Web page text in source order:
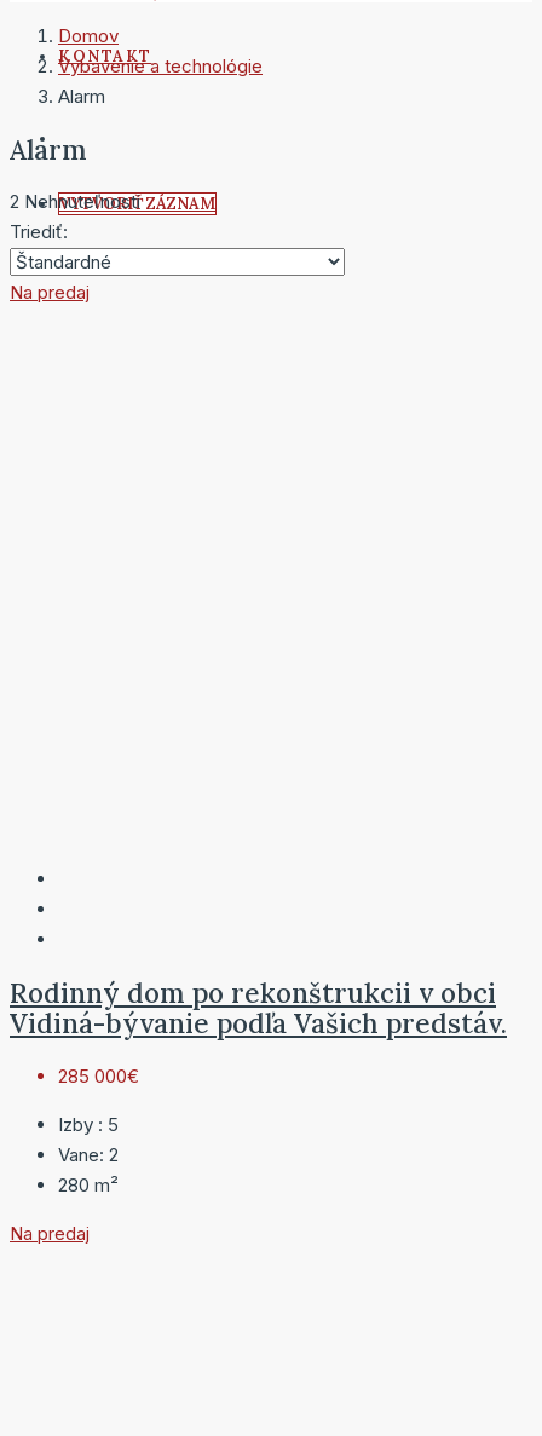
KONTAKT
VYTVORIŤ ZÁZNAM
Domov
Vybavenie a technológie
Alarm
Alarm
2 Nehnuteľnosti
Triediť:
Na predaj
Rodinný dom po rekonštrukcii v obci
Vidiná-bývanie podľa Vašich predstáv.
285 000€
Izby : 5
Vane: 2
280 m²
Na predaj